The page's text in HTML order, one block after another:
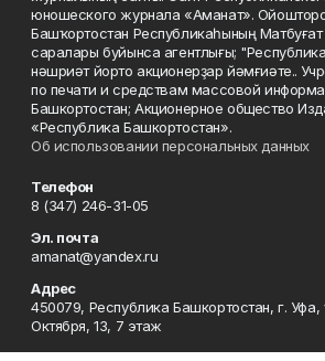
юношеского журнала «Аманат».
Башҡортостан Республикаһының Матбуғат
саралары буйынса агентлығы;
нәшриәт йорто акционерҙар йәмғиәте..
по печати и средствам массовой
Башкортостан; Акционерное общество
«Республика Башкортостан».
Об использовании персональных данных
Телефон
8 (347) 246-31-05
Эл. почта
amanat@yandex.ru
Адрес
450079, Республика Башкортостан, г. Уфа,
Октября, 13, 7 этаж